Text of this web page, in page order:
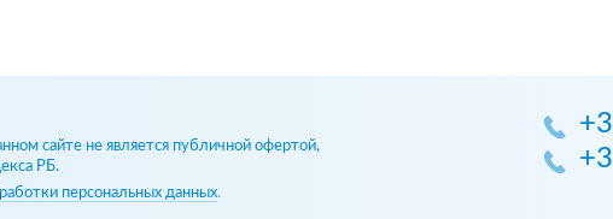
сайте не является публичной офертой,
РБ.
персональных данных.